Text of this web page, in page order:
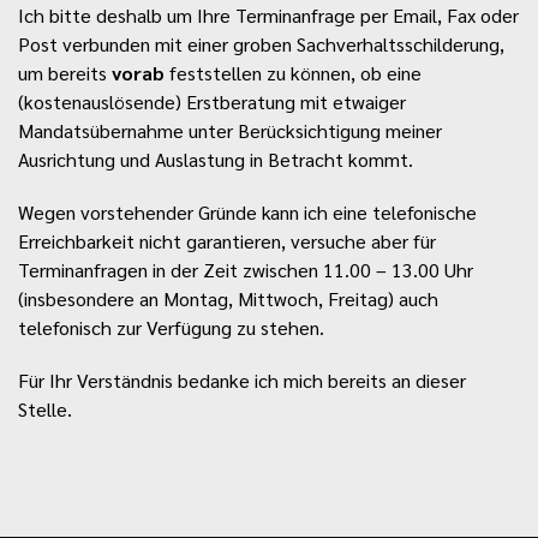
Ich bitte deshalb um Ihre Terminanfrage per Email, Fax oder
Post verbunden mit einer groben Sachverhaltsschilderung,
um bereits vorab feststellen zu können, ob eine
(kostenauslösende) Erstberatung mit etwaiger
Mandatsübernahme unter Berücksichtigung meiner
Ausrichtung und Auslastung in Betracht kommt.
Wegen vorstehender Gründe kann ich eine telefonische
Erreichbarkeit nicht garantieren, versuche aber für
Terminanfragen in der Zeit zwischen 11.00 – 13.00 Uhr
(insbesondere an Montag, Mittwoch, Freitag) auch
telefonisch zur Verfügung zu stehen.
Für Ihr Verständnis bedanke ich mich bereits an dieser
Stelle.